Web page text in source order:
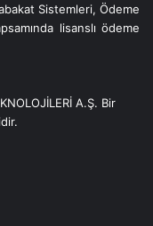
Sistemleri, Ödeme
lisanslı ödeme
A.Ş. Bir